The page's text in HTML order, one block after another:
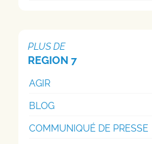
PLUS DE
REGION 7
AGIR
BLOG
COMMUNIQUÉ DE PRESSE